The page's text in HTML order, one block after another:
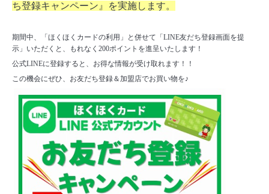
ち登録キャンペーン』を実施します。
期間中、「ほくほくカードの利用」と併せて「LINE友だち登録画面を提
示」いただくと、もれなく200ポイントを進呈いたします！
公式LINEに登録すると、お得な情報が受け取れます！！
この機会にぜひ、お友だち登録＆加盟店でお買い物を♪